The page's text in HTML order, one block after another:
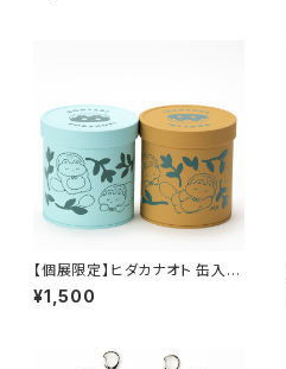
【個展限定】ヒダカナオト 缶入り
チョコ
¥1,500